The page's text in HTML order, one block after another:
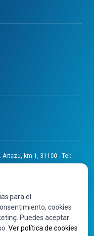
km 1, 31100 - Tel:
- CIF B31275837.
32, Folio 75, Hoja 525.
ha sido subvencionado
de 2024 de Ayudas a
para el
cookies
Puedes aceptar
Ver política de cookies